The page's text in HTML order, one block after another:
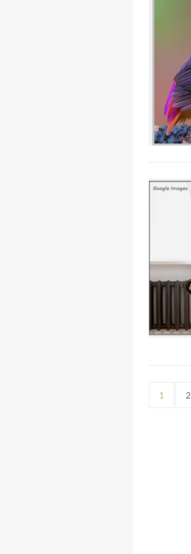
1 2